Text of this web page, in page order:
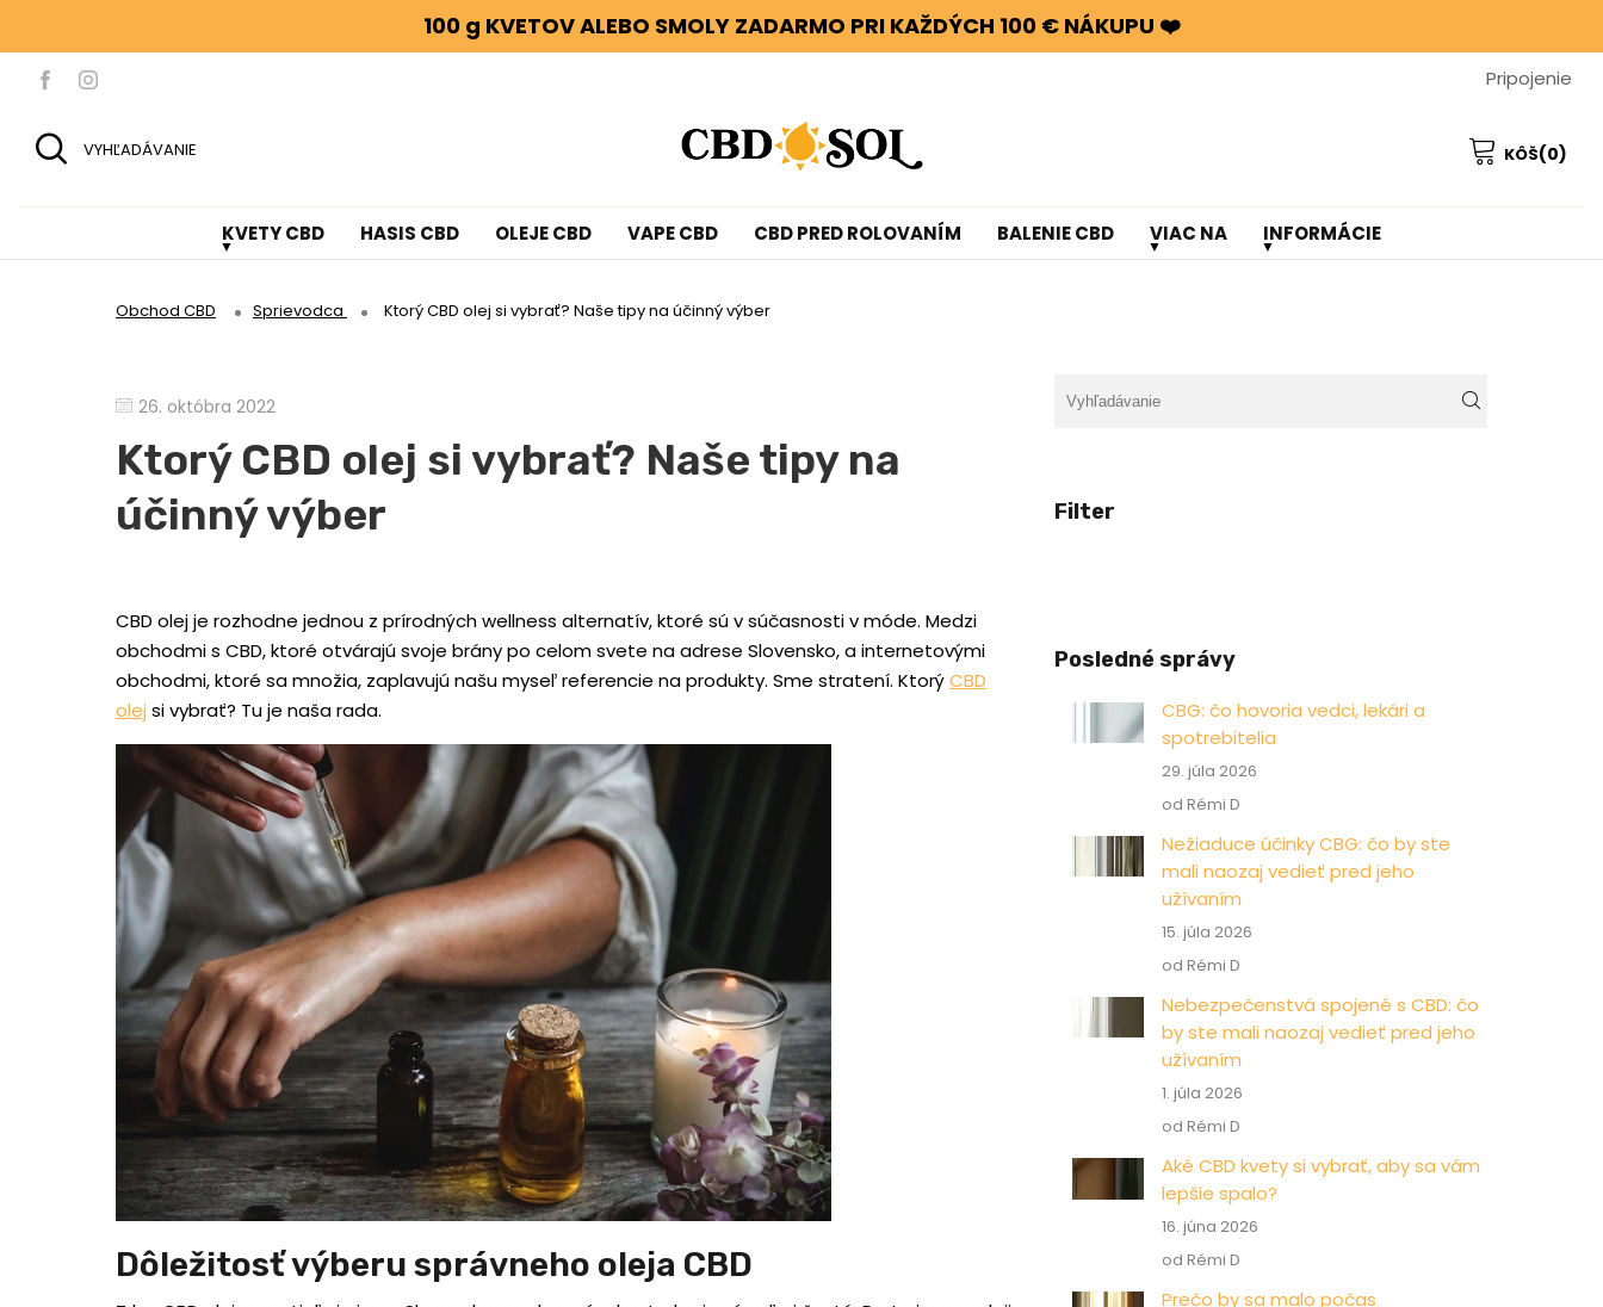
100 g KVETOV ALEBO SMOLY ZADARMO PRI KAŽDÝCH 100 € NÁKUPU ❤️
Pripojenie
VYHĽADÁVANIE KÔŠ(0)
KVETY CBD HASIS CBD OLEJE CBD VAPE CBD CBD PRED ROLOVANÍM BALENIE CBD VIAC NA INFORMÁCIE
Obchod CBD Sprievodca Ktorý CBD olej si vybrať? Naše tipy na účinný výber
26. októbra 2022
Ktorý CBD olej si vybrať? Naše tipy na
účinný výber
CBD olej je rozhodne jednou z prírodných wellness alternatív, ktoré sú v súčasnosti v móde. Medzi
obchodmi s CBD, ktoré otvárajú svoje brány po celom svete na adrese Slovensko, a internetovými
obchodmi, ktoré sa množia, zaplavujú našu myseľ referencie na produkty. Sme stratení. KtorýCBD
olej si vybrať? Tu je naša rada.
Dôležitosť výberu správneho oleja CBD
Filter
Posledné správy
CBG: čo hovoria vedci, lekári a
spotrebitelia
29. júla 2026
od Rémi D
Nežiaduce účinky CBG: čo by ste
mali naozaj vedieť pred jeho
užívaním
15. júla 2026
od Rémi D
Nebezpečenstvá spojené s CBD: čo
by ste mali naozaj vedieť pred jeho
užívaním
1. júla 2026
od Rémi D
Aké CBD kvety si vybrať, aby sa vám
lepšie spalo?
16. júna 2026
od Rémi D
Prečo by sa malo počas